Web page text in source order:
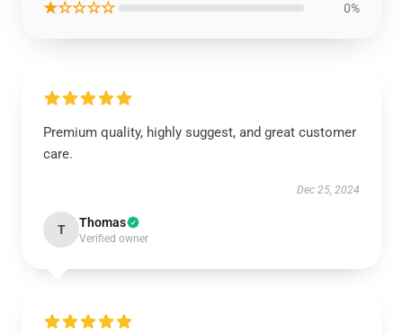
★☆☆☆☆ 0%
Premium quality, highly suggest, and great customer
care.
Dec 25, 2024
T Thomas
Verified owner